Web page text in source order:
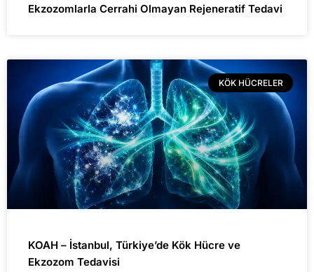
Ekzozomlarla Cerrahi Olmayan Rejeneratif Tedavi
KÖK HÜCRELER
KOAH – İstanbul, Türkiye’de Kök Hücre ve
Ekzozom Tedavisi